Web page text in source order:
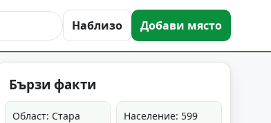
Наблизо Добави място
Бързи факти
Област: Стара
Население: 599